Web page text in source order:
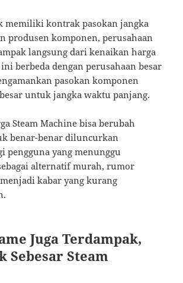
memiliki kontrak pasokan jangka
produsen komponen, perusahaan
langsung dari kenaikan harga
berbeda dengan perusahaan besar
pasokan komponen
untuk jangka waktu panjang.
Steam Machine bisa berubah
benar-benar diluncurkan
pengguna yang menunggu
alternatif murah, rumor
kabar yang kurang
Juga Terdampak,
Sebesar Steam